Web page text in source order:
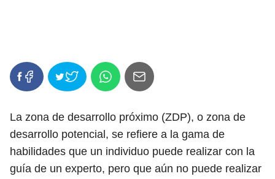
La zona de desarrollo próximo (ZDP), o zona de
desarrollo potencial, se refiere a la gama de
habilidades que un individuo puede realizar con la
guía de un experto, pero que aún no puede realizar